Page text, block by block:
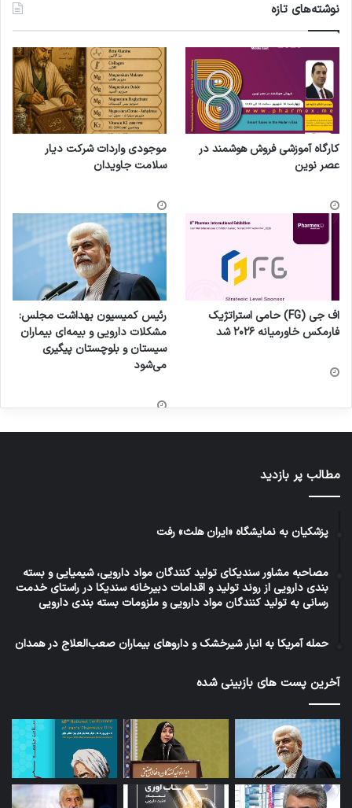
نوشته‌های تازه
کارگاه آموزشی فروش هوشمند در
عصر نوین
موجودی واردات شرکت دیار
سلامت جاویدان
اف جی (FG) حامی استراتژیک
فارمکس خاورمیانه ۲۰۲۶ شد
رئیس کمیسیون بهداشت مجلس:
مشکلات دارویی و بیمه‌ای بیماران
سیستان و بلوچستان پیگیری
می‌شود
مطالب پر بازدید
پزشکیان به نمایشگاه «ایران هلث» رفت
مصاحبه مشاور سندیکای تولید کنندگان مواد دارویی، شیمیایی و بسته
بندی دارویی از روند تولید و اقدامات دبیرخانه سندیکا در راستای خدمت
رسانی به تولید کنندگان مواد دارویی و ملزومات بسته بندی دارویی
حمله آمریکا به انبار شیرخشک و داروهای بیماران صعب‌العلاج در همدان
آخرین پست های بازبینی شده